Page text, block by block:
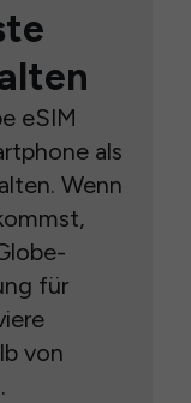
eSIM
als
Wenn
für
von